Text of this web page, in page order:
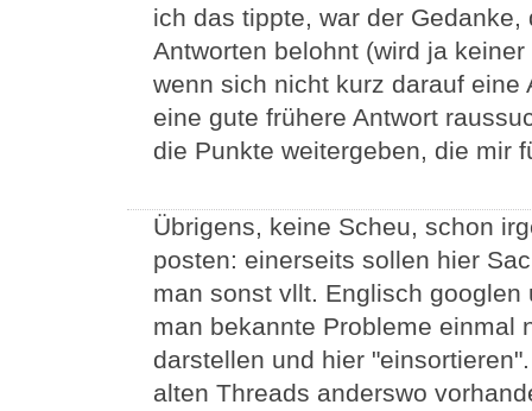
ich das tippte, war der
Antworten belohnt (wird ja
wenn sich nicht kurz darauf eine
eine gute frühere Antwort
die Punkte weitergeben, die mir
Übrigens, keine Scheu, schon
posten: einerseits sollen hier
man sonst vllt. Englisch
man bekannte Probleme einmal
darstellen und hier
alten Threads anderswo